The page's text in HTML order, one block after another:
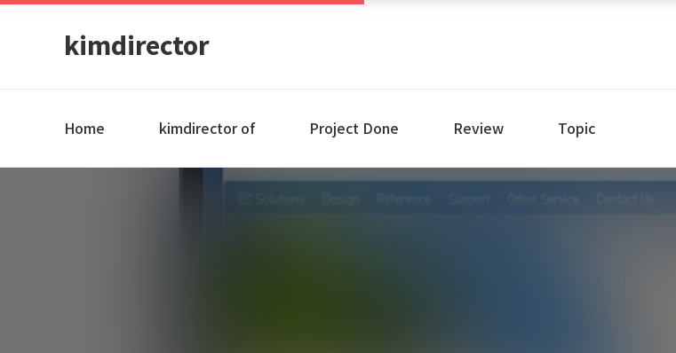
kimdirector
Home kimdirector of Project Done Review Topic